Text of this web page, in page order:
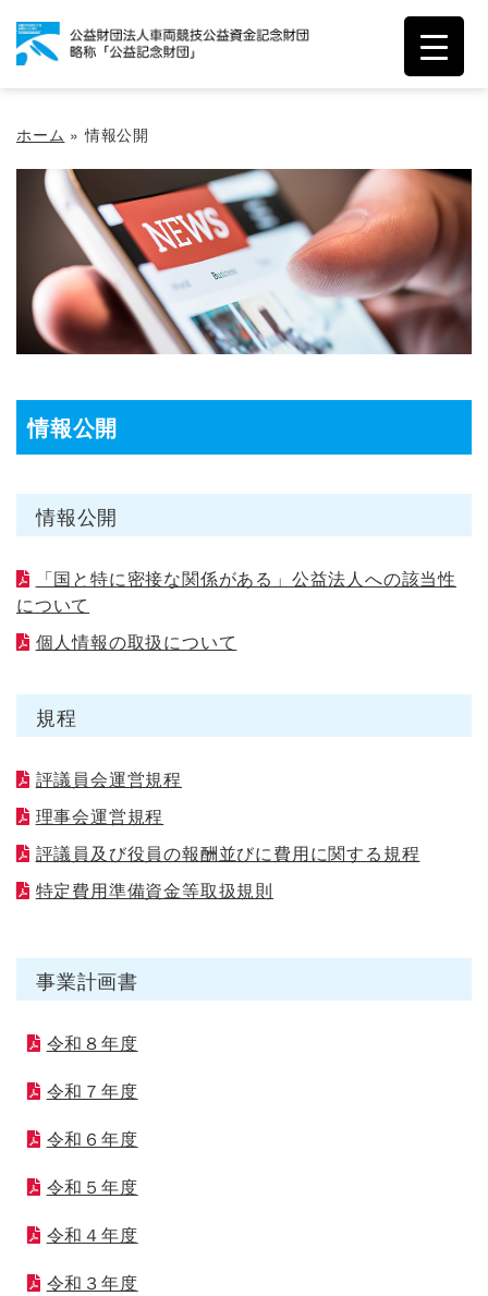
ホーム »情報公開
情報公開
情報公開
「国と特に密接な関係がある」公益法人への該当性
について
個人情報の取扱について
規程
評議員会運営規程
理事会運営規程
評議員及び役員の報酬並びに費用に関する規程
特定費用準備資金等取扱規則
事業計画書
令和８年度
令和７年度
令和６年度
令和５年度
令和４年度
令和３年度